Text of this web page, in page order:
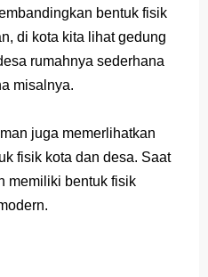
TKA Sosiologi 2025 + Kunci
Konsep Geografi + Kunci
Beda Level. Kuasai 150 Bank Soal HOTS Sekarang!
2025 + Kunci Jawaban
TKA Geografi [Wajib Baca]
Sekarang Makin Berat
bentuk fisik
di kota kita lihat gedung
rumahnya sederhana
misalnya.
juga memerlihatkan
fisik kota dan desa. Saat
memiliki bentuk fisik